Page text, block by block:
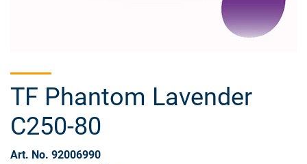
TF Phantom Lavender
C250-80
Art. No. 92006990